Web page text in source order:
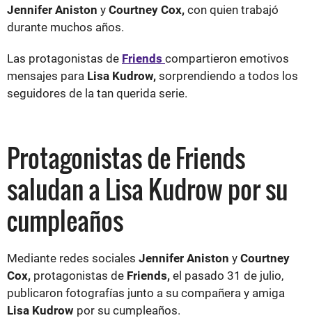
Jennifer Aniston y Courtney Cox, con quien trabajó
durante muchos años.
Las protagonistas de Friends compartieron emotivos
mensajes para Lisa Kudrow, sorprendiendo a todos los
seguidores de la tan querida serie.
Protagonistas de Friends
saludan a Lisa Kudrow por su
cumpleaños
Mediante redes sociales Jennifer Aniston y Courtney
Cox, protagonistas de Friends, el pasado 31 de julio,
publicaron fotografías junto a su compañera y amiga
Lisa Kudrow por su cumpleaños.